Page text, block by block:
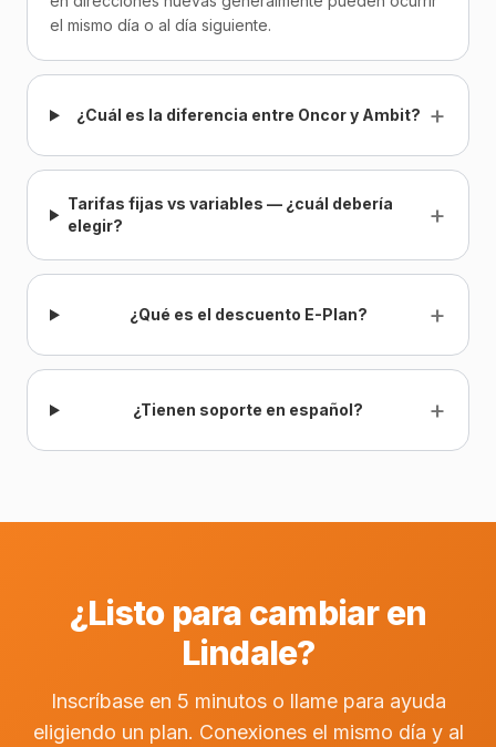
el mismo día o al día siguiente.
¿Cuál es la diferencia entre Oncor y Ambit? +
Tarifas fijas vs variables — ¿cuál debería
elegir?
+
¿Qué es el descuento E-Plan? +
¿Tienen soporte en español? +
¿Listo para cambiar en
Lindale?
Inscríbase en 5 minutos o llame para ayuda
eligiendo un plan. Conexiones el mismo día y al